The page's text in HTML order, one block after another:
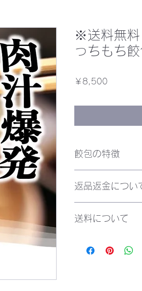
※送料無
っちもち
￥8,500
餃包の特徴
◎焼き・水・炊き・
世界最大の口コミサ
あえて言うならば、
返品返金につい
せ。
送料について
ただいております。